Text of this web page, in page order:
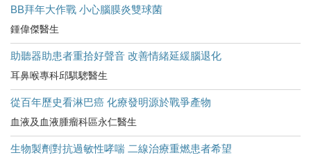
BB拜年大作戰 小心腦膜炎雙球菌
鍾偉傑醫生
助聽器助患者重拾好聲音 改善情緒延緩腦退化
耳鼻喉專科邱騏驄醫生
從百年歷史看淋巴癌 化療發明源於戰爭產物
血液及血液腫瘤科區永仁醫生
生物製劑對抗過敏性哮喘 二線治療重燃患者希望